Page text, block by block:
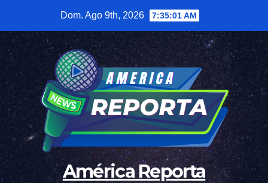
contenido
Dom. Ago 9th, 2026 7:35:02 AM
América Reporta